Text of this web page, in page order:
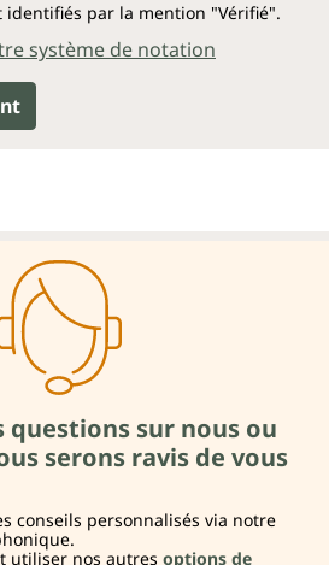
par la mention "Vérifié".
système de notation
questions sur nous ou
serons ravis de vous
conseils personnalisés via notre
utiliser nos autres options de